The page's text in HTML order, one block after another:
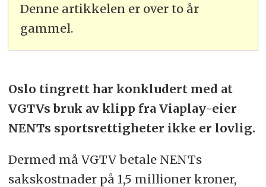
Denne artikkelen er over to år
gammel.
Oslo tingrett har konkludert med at
VGTVs bruk av klipp fra Viaplay-eier
NENTs sportsrettigheter ikke er lovlig.
Dermed må VGTV betale NENTs
sakskostnader på 1,5 millioner kroner,